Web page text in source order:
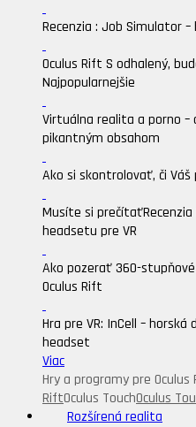
Recenzia : Job Simulator
Oculus Rift S odhalený,
Najpopularnejšie
Virtuálna realita a porno –
pikantným obsahom
Ako si skontrolovať, či
Musíte si prečítať
headsetu pre VR
Ako pozerať 360-stupňové
Oculus Rift
Hra pre VR: InCell –
headset
Viac
Hry a programy pre Oculus
RiftOculus TouchOculus
Rozšírená realita